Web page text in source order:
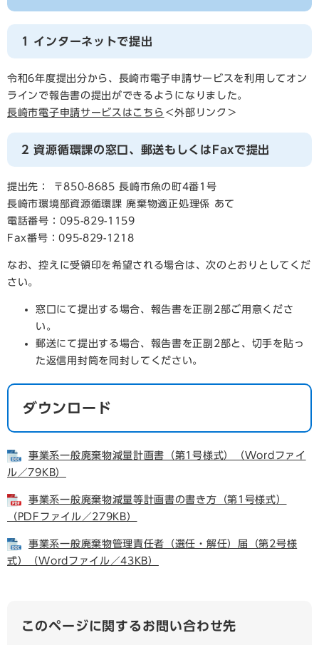
1 インターネットで提出
令和6年度提出分から、長崎市電子申請サービスを利用してオン
ラインで報告書の提出ができるようになりました。
長崎市電子申請サービスはこちら ＜外部リンク＞
2 資源循環課の窓口、郵送もしくはFaxで提出
提出先： 〒850-8685 長崎市魚の町4番1号
長崎市環境部資源循環課 廃棄物適正処理係 あて
電話番号：095-829-1159
Fax番号：095-829-1218
なお、控えに受領印を希望される場合は、次のとおりとしてくだ
さい。
窓口にて提出する場合、報告書を正副2部ご用意くださ
い。
郵送にて提出する場合、報告書を正副2部と、切手を貼っ
た返信用封筒を同封してください。
ダウンロード
事業系一般廃棄物減量計画書（第1号様式）（Wordファイ
ル／79KB）
事業系一般廃棄物減量等計画書の書き方（第1号様式）
（PDFファイル／279KB）
事業系一般廃棄物管理責任者（選任・解任）届（第2号様
式）（Wordファイル／43KB）
このページに関するお問い合わせ先